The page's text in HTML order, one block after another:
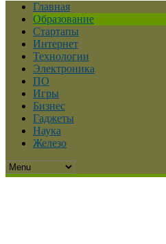
Главная
Образование
Стартапы
Интернет
Технологии
Электроника
ПО
Игры
Бизнес
Гаджеты
Наука
Железо